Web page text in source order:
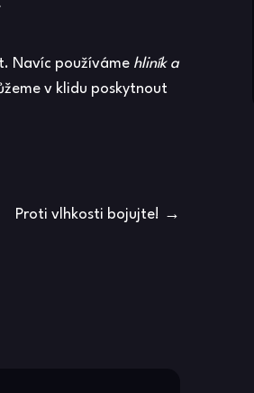
Navíc používáme hliník a
v klidu poskytnout
Proti vlhkosti bojujte!